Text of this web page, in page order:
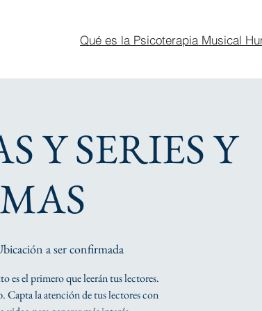
Qué es la Psicoterapia Musical
Y SERIES Y
a ser confirmada
es el primero que leerán tus lectores.
la atención de tus lectores con